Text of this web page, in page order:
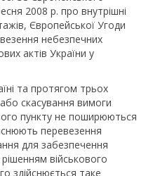
2008 р. про внутрішні
Європейської Угоди
небезпечних
актів України у
та протягом трьох
скасування вимоги
пункту не поширюються
перевезення
для забезпечення
військового
здійснюється таке